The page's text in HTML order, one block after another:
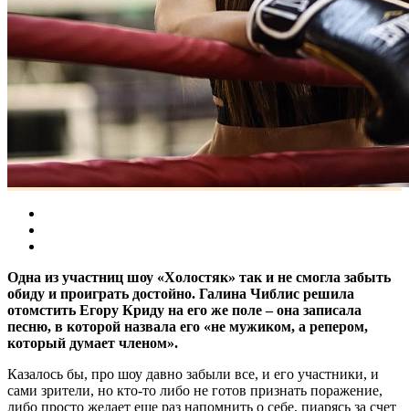
Одна из участниц шоу «Холостяк» так и не смогла забыть
обиду и проиграть достойно. Галина Чиблис решила
отомстить Егору Криду на его же поле – она записала
песню, в которой назвала его «не мужиком, а репером,
который думает членом».
Казалось бы, про шоу давно забыли все, и его участники, и
сами зрители, но кто-то либо не готов признать поражение,
либо просто желает еще раз напомнить о себе, пиарясь за счет